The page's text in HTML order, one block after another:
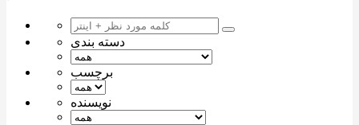
دسته بندی
برچسب
نویسنده